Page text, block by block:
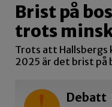
Brist på
trots
Trots att Hallsbergs
2025 är det brist på
Debatt